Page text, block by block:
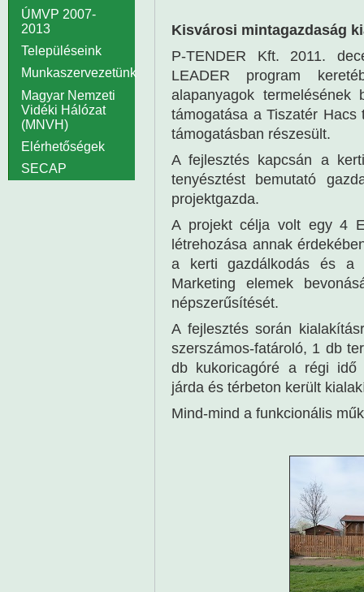
Kisvárosi mintagazdaság
P-TENDER Kft. 2011.
LEADER program
alapanyagok termelésének
támogatása a Tiszatér
támogatásban részesült.
A fejlesztés kapcsán a
tenyésztést bemutató
projektgazda.
A projekt célja volt egy 4
létrehozása annak
a kerti gazdálkodás és a
Marketing elemek
népszerűsítését.
A fejlesztés során
szerszámos-fatároló, 1 db
db kukoricagóré a régi idő
járda és térbeton került
Mind-mind a funkcionális
ÚMVP 2007-
2013
Településeink
Munkaszervezetünk
Magyar Nemzeti
Vidéki Hálózat
(MNVH)
Elérhetőségek
SECAP